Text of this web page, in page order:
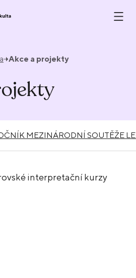
Akce a projekty
MEZINÁRODNÍ SOUTĚŽE